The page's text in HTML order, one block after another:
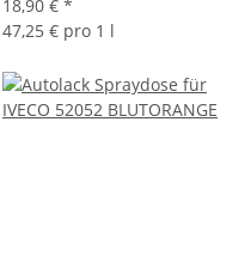
18,90 € *
47,25 € pro 1 l